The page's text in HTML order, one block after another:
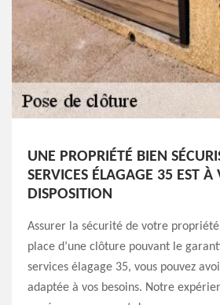
UNE PROPRIÉTÉ BIEN
SERVICES ÉLAGAGE 35 EST À
DISPOSITION
Assurer la sécurité de votre
place d’une clôture pouvant le
services élagage 35, vous pouvez
adaptée à vos besoins. Notre